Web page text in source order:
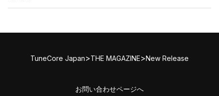
TuneCore Japan>THE MAGAZINE>New Release
お問い合わせページへ